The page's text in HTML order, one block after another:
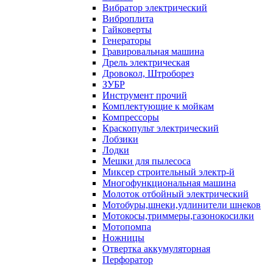
Вибратор электрический
Виброплита
Гайковерты
Генераторы
Гравировальная машина
Дрель электрическая
Дровокол, Штроборез
ЗУБР
Инструмент прочий
Комплектующие к мойкам
Компрессоры
Краскопульт электрический
Лобзики
Лодки
Мешки для пылесоса
Миксер строительный электр-й
Многофункциональная машина
Молоток отбойный электрический
Мотобуры,шнеки,удлинители шнеков
Мотокосы,триммеры,газонокосилки
Мотопомпа
Ножницы
Отвертка аккумуляторная
Перфоратор